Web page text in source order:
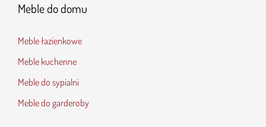
Meble do domu
Meble łazienkowe
Meble kuchenne
Meble do sypialni
Meble do garderoby